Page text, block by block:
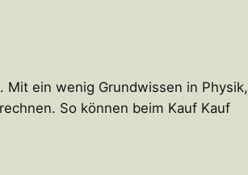
Mit ein wenig Grundwissen in Physik,
So können beim Kauf Kauf